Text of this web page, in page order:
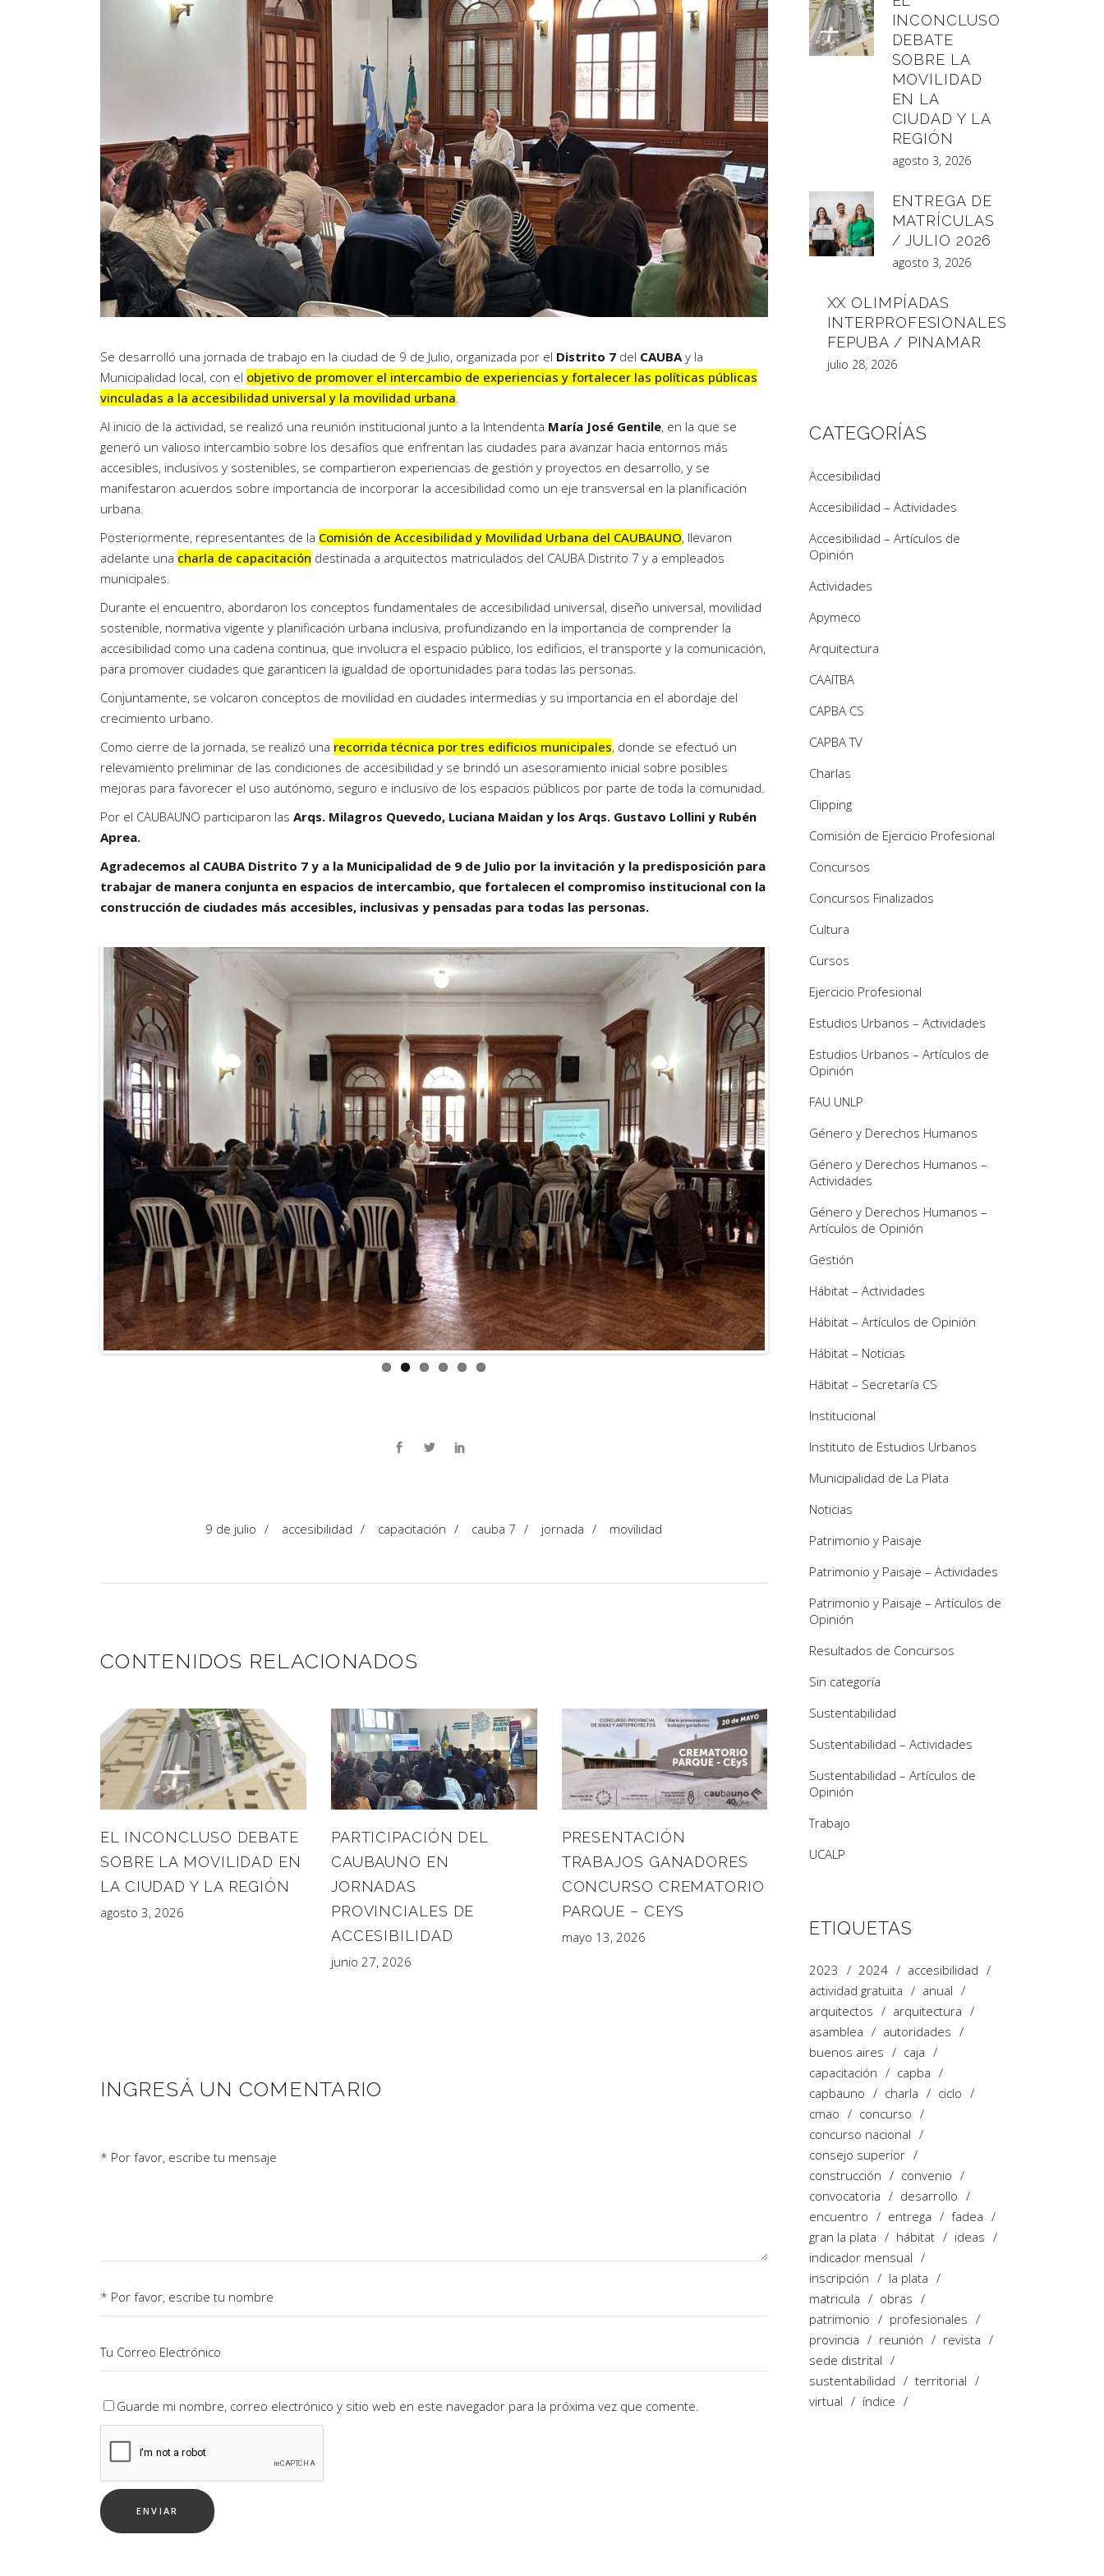
Artículos de Opinión
Se desarrolló una jornada de trabajo en la ciudad de 9 de Julio, organizada por el Distrito 7 del CAUBA y la
Municipalidad local, con el objetivo de promover el intercambio de experiencias y fortalecer las políticas públicas
vinculadas a la accesibilidad universal y la movilidad urbana
Al inicio de la actividad, se realizó una reunión institucional junto a la Intendenta María José Gentile, en la que se
generó un valioso intercambio sobre los desafíos que enfrentan las ciudades para avanzar hacia entornos más
accesibles, inclusivos y sostenibles, se compartieron experiencias de gestión y proyectos en desarrollo, y se
manifestaron acuerdos sobre importancia de incorporar la accesibilidad como un eje transversal en la planificación
urbana.
Posteriormente, representantes de la Comisión de Accesibilidad y Movilidad Urbana del CAUBAUNO, llevaron
adelante una charla de capacitación destinada a arquitectos matriculados del CAUBA Distrito 7 y a empleados
municipales.
Durante el encuentro, abordaron los conceptos fundamentales de accesibilidad universal, diseño universal, movilidad
sostenible, normativa vigente y planificación urbana inclusiva, profundizando en la importancia de comprender la
accesibilidad como una cadena continua, que involucra el espacio público, los edificios, el transporte y la comunicación,
para promover ciudades que garanticen la igualdad de oportunidades para todas las personas.
Conjuntamente, se volcaron conceptos de movilidad en ciudades intermedias y su importancia en el abordaje del
crecimiento urbano.
Como cierre de la jornada, se realizó una recorrida técnica por tres edificios municipales, donde se efectuó un
relevamiento preliminar de las condiciones de accesibilidad y se brindó un asesoramiento inicial sobre posibles
mejoras para favorecer el uso autónomo, seguro e inclusivo de los espacios públicos por parte de toda la comunidad.
Por el CAUBAUNO participaron las Arqs. Milagros Quevedo, Luciana Maidan y los Arqs. Gustavo Lollini y Rubén
Aprea.
Agradecemos al CAUBA Distrito 7 y a la Municipalidad de 9 de Julio por la invitación y la predisposición para
trabajar de manera conjunta en espacios de intercambio, que fortalecen el compromiso institucional con la
construcción de ciudades más accesibles, inclusivas y pensadas para todas las personas.
9 de julio / accesibilidad / capacitación / cauba 7 / jornada / movilidad
CONTENIDOS RELACIONADOS
EL INCONCLUSO DEBATE
SOBRE LA MOVILIDAD EN
LA CIUDAD Y LA REGIÓN
agosto 3, 2026
PARTICIPACIÓN DEL
CAUBAUNO EN
JORNADAS
PROVINCIALES DE
ACCESIBILIDAD
junio 27, 2026
PRESENTACIÓN
TRABAJOS GANADORES
CONCURSO CREMATORIO
PARQUE – CEYS
mayo 13, 2026
INGRESÁ UN COMENTARIO
Guarde mi nombre, correo electrónico y sitio web en este navegador para la próxima vez que comente.
INCONCLUSO
DEBATE
SOBRE LA
MOVILIDAD
EN LA
CIUDAD Y LA
REGIÓN
agosto 3, 2026
ENTREGA DE
MATRÍCULAS
/ JULIO 2026
agosto 3, 2026
XX OLIMPÍADAS
INTERPROFESIONALES
FEPUBA / PINAMAR
julio 28, 2026
CATEGORÍAS
Accesibilidad
Accesibilidad – Actividades
Accesibilidad – Artículos de
Opinión
Actividades
Apymeco
Arquitectura
CAAITBA
CAPBA CS
CAPBA TV
Charlas
Clipping
Comisión de Ejercicio Profesional
Concursos
Concursos Finalizados
Cultura
Cursos
Ejercicio Profesional
Estudios Urbanos – Actividades
Estudios Urbanos – Artículos de
Opinión
FAU UNLP
Género y Derechos Humanos
Género y Derechos Humanos –
Actividades
Género y Derechos Humanos –
Artículos de Opinión
Gestión
Hábitat – Actividades
Hábitat – Artículos de Opinión
Hábitat – Noticias
Hábitat – Secretaría CS
Institucional
Instituto de Estudios Urbanos
Municipalidad de La Plata
Noticias
Patrimonio y Paisaje
Patrimonio y Paisaje – Actividades
Patrimonio y Paisaje – Artículos de
Opinión
Resultados de Concursos
Sin categoría
Sustentabilidad
Sustentabilidad – Actividades
Sustentabilidad – Artículos de
Opinión
Trabajo
UCALP
ETIQUETAS
2023 2024
accesibilidad
actividad gratuita
anual
arquitectos
arquitectura
asamblea
autoridades
buenos aires
caja
capacitación
capba
capbauno
charla
ciclo
cmao
concurso
concurso nacional
consejo superior
construcción
convenio
convocatoria
desarrollo
encuentro
entrega
fadea
gran la plata
hábitat
ideas
indicador mensual
inscripción
la plata
matricula
obras
patrimonio
profesionales
provincia
reunión
revista
sede distrital
sustentabilidad
territorial
virtual
índice